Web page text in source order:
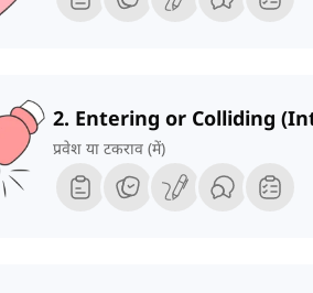
2. Entering or Colliding
प्रवेश या टकराव (में)